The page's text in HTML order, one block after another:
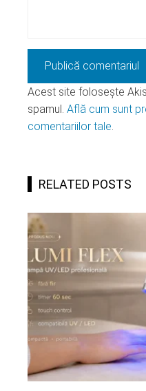
Acest site folosește
spamul. Află cum sunt
comentariilor tale.
RELATED POSTS